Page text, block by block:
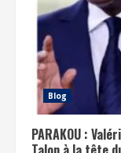
Blog
PARAKOU :